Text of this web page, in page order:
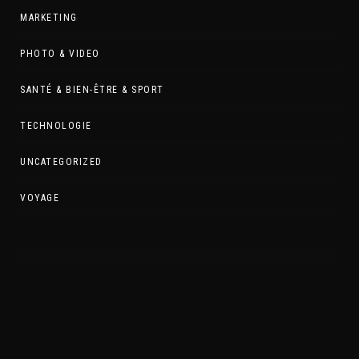
MARKETING
PHOTO & VIDEO
SANTÉ & BIEN-ÊTRE & SPORT
TECHNOLOGIE
UNCATEGORIZED
VOYAGE